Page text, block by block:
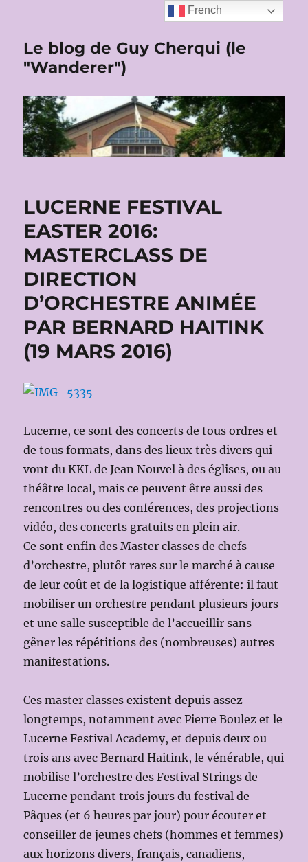
Le blog de Guy Cherqui (le
"Wanderer")
LUCERNE FESTIVAL
EASTER 2016:
MASTERCLASS DE
DIRECTION
D’ORCHESTRE ANIMÉE
PAR BERNARD HAITINK
(19 MARS 2016)
Lucerne, ce sont des concerts de tous ordres et
de tous formats, dans des lieux très divers qui
vont du KKL de Jean Nouvel à des églises, ou au
théâtre local, mais ce peuvent être aussi des
rencontres ou des conférences, des projections
vidéo, des concerts gratuits en plein air.
Ce sont enfin des Master classes de chefs
d’orchestre, plutôt rares sur le marché à cause
de leur coût et de la logistique afférente: il faut
mobiliser un orchestre pendant plusieurs jours
et une salle susceptible de l’accueillir sans
gêner les répétitions des (nombreuses) autres
manifestations.
Ces master classes existent depuis assez
longtemps, notamment avec Pierre Boulez et le
Lucerne Festival Academy, et depuis deux ou
trois ans avec Bernard Haitink, le vénérable, qui
mobilise l’orchestre des Festival Strings de
Lucerne pendant trois jours du festival de
Pâques (et 6 heures par jour) pour écouter et
conseiller de jeunes chefs (hommes et femmes)
aux horizons divers, français, canadiens,
French